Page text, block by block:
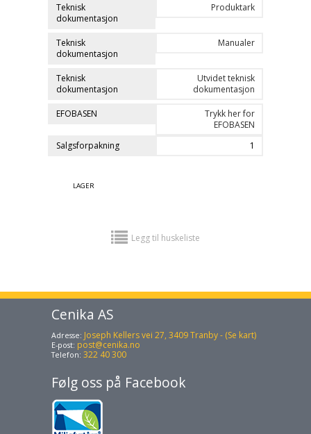
Teknisk
dokumentasjon
Produktark
Teknisk
dokumentasjon
Manualer
Teknisk
dokumentasjon
Utvidet teknisk
dokumentasjon
EFOBASEN
Trykk her for
EFOBASEN
Salgsforpakning
1
LAGER
Legg til huskeliste
Cenika AS
Adresse: Joseph Kellers vei 27, 3409 Tranby - (Se kart)
E-post: post@cenika.no
Telefon: 322 40 300
Følg oss på Facebook